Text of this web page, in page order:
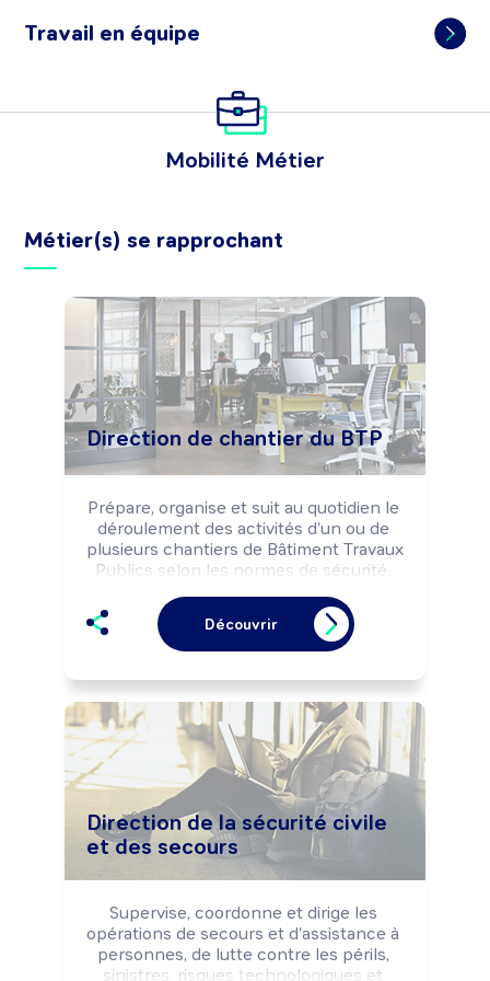
Travail en équipe
Mobilité Métier
Métier(s) se rapprochant
Direction de chantier du BTP
Prépare, organise et suit au quotidien le
déroulement des activités d'un ou de
plusieurs chantiers de Bâtiment Travaux
Publics selon les normes de sécurité.
équipes internes et externes à
l'entreprise selon les impératifs de
délais.
Découvrir
Direction de la sécurité civile
et des secours
Supervise, coordonne et dirige les
opérations de secours et d'assistance à
personnes, de lutte contre les périls,
sinistres, risques technologiques et